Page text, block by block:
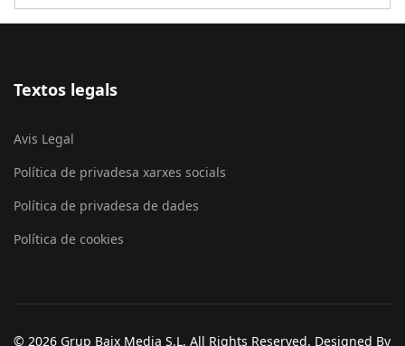
Textos legals
Avis Legal
Política de privadesa xarxes socials
Política de privadesa de dades
Política de cookies
© 2026 Grup Baix Media S.L. All Rights Reserved. Designed By